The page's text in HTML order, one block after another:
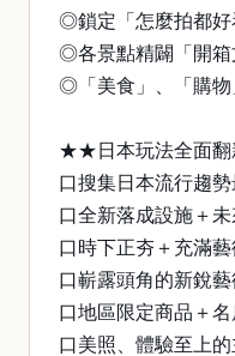
◎鎖定「怎麼拍都好
◎各景點精闢「開箱
◎「美食」、「購物
★★日本玩法全面翻
口搜集日本流行趨勢
口全新落成設施＋未
口時下正夯＋充滿藝
口嶄露頭角的新銳藝
口地區限定商品＋名
口美照、體驗至上的